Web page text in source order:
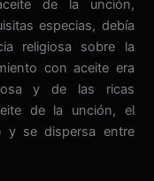
de la unción,
especias, debía
religiosa sobre la
con aceite era
y de las ricas
de la unción, el
y se dispersa entre